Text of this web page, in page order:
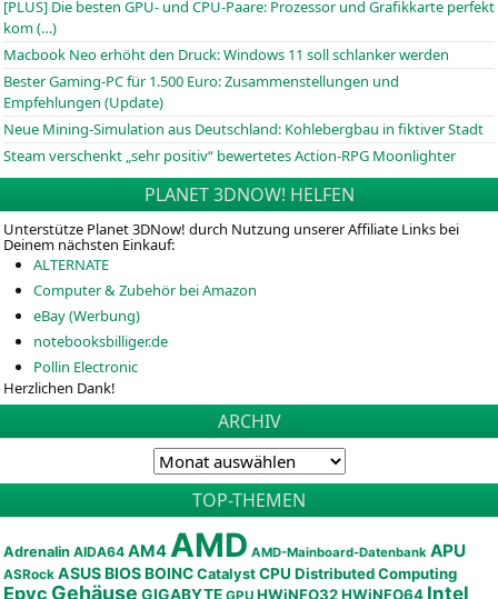
[PLUS] Die besten GPU- und CPU-Paare: Prozessor und Grafikkarte perfekt
kom (…)
Macbook Neo erhöht den Druck: Windows 11 soll schlanker werden
Bester Gaming-PC für 1.500 Euro: Zusammenstellungen und
Empfehlungen (Update)
Neue Mining-Simulation aus Deutschland: Kohlebergbau in fiktiver Stadt
Steam verschenkt „sehr positiv“ bewertetes Action-RPG Moonlighter
PLANET 3DNOW! HELFEN
Unterstütze Planet 3DNow! durch Nutzung unserer Affiliate Links bei
Deinem nächsten Einkauf:
ALTERNATE
Computer & Zubehör bei Amazon
eBay (Werbung)
notebooksbilliger.de
Pollin Electronic
Herzlichen Dank!
ARCHIV
TOP-THEMEN
Adrenalin AIDA64 AM4AMD AMD-Mainboard-Datenbank APU
ASRock ASUSBIOSBOINC Catalyst CPU Distributed Computing
Epyc Gehäuse GIGABYTE HWiNFO32HWiNFO64 Intel